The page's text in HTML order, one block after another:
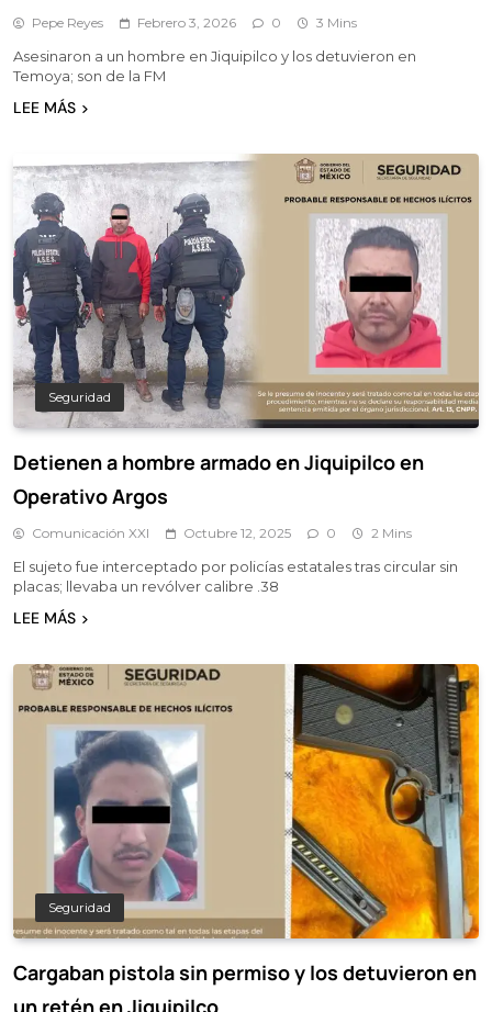
Pepe Reyes Febrero 3, 2026 0 3 Mins
Asesinaron a un hombre en Jiquipilco y los detuvieron en
Temoya; son de la FM
LEE MÁS
Seguridad
Detienen a hombre armado en Jiquipilco en
Operativo Argos
Comunicación XXI Octubre 12, 2025 0 2 Mins
El sujeto fue interceptado por policías estatales tras circular sin
placas; llevaba un revólver calibre .38
LEE MÁS
Seguridad
Cargaban pistola sin permiso y los detuvieron en
un retén en Jiquipilco